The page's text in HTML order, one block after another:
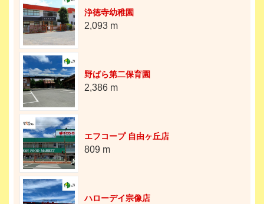
浄徳寺幼稚園
2,093 m
野ばら第二保育園
2,386 m
エフコープ 自由ヶ丘店
809 m
ハローデイ宗像店